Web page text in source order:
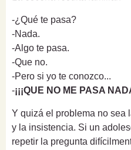
-¿Qué te pasa?
-Nada.
-Algo te pasa.
-Que no.
-Pero si yo te conozco...
-¡¡¡QUE NO ME PASA
Y quizá el problema no sea
y la insistencia. Si un
repetir la pregunta